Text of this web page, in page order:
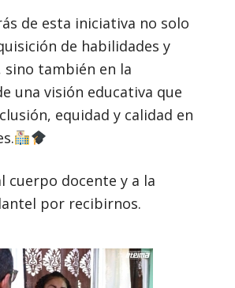
de esta iniciativa no solo
de habilidades y
también en la
una visión educativa que
equidad y calidad en
cuerpo docente y a la
por recibirnos.